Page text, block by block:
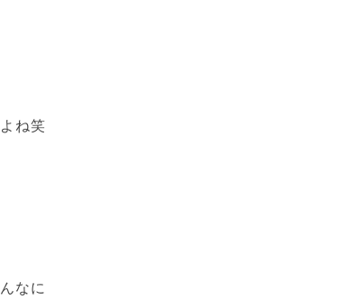
ね笑
なに